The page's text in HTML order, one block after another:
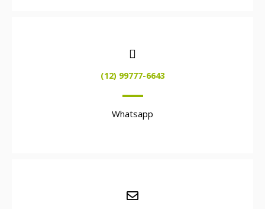
(12) 99777-6643
Whatsapp